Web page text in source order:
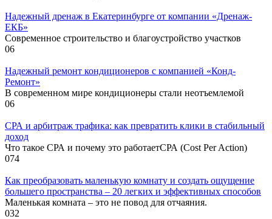
Надежный дренаж в Екатеринбурге от компании «Дренаж-
ЕКБ»
Современное строительство и благоустройство участков
06
Надежный ремонт кондиционеров с компанией «Конд-
Ремонт»
В современном мире кондиционеры стали неотъемлемой
06
СРА и арбитраж трафика: как превратить клики в стабильный
доход
Что такое СРА и почему это работаетСРА (Cost Per Action)
074
Как преобразовать маленькую комнату и создать ощущение
большего пространства – 20 легких и эффективных способов
Маленькая комната – это не повод для отчаяния.
032